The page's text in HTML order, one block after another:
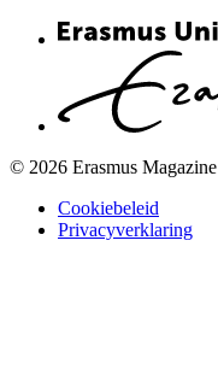
© 2026 Erasmus Magazine
Cookiebeleid
Privacyverklaring